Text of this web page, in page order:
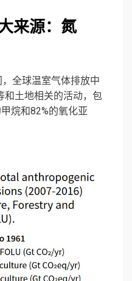
来源：氮
全球温室气体排放中
和土地相关的活动，包
烷和82%的氧化亚